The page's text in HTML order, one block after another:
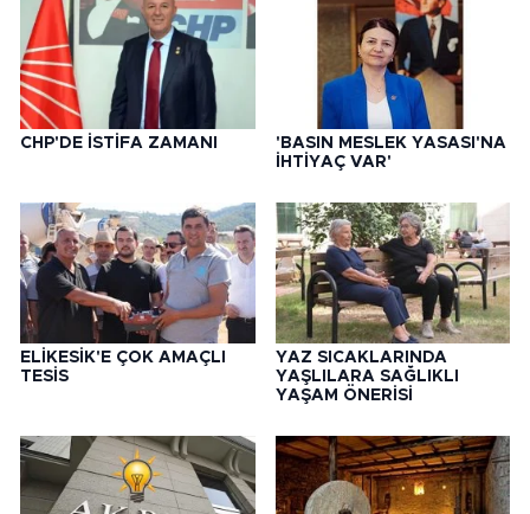
CHP'DE İSTİFA ZAMANI
'BASIN MESLEK YASASI'NA
İHTİYAÇ VAR'
ELİKESİK'E ÇOK AMAÇLI
TESİS
YAZ SICAKLARINDA
YAŞLILARA SAĞLIKLI
YAŞAM ÖNERİSİ